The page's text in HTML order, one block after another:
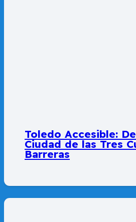
Toledo Accesible:
Ciudad de las Tres
Barreras